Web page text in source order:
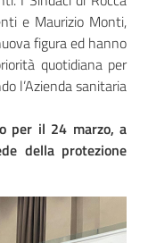
e Maurizio Monti,
figura ed hanno
quotidiana per
l’Azienda sanitaria
per il 24 marzo, a
della protezione